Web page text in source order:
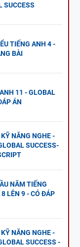
SUCCESS
TIẾNG ANH 4 -
BÀI
11 - GLOBAL
ÁN
NĂNG NGHE -
SUCCESS-
NĂM TIẾNG
LÊN 9 - CÓ ĐÁP
NĂNG NGHE -
SUCCESS -